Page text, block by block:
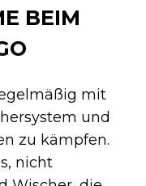
BEIM
mit
und
zu kämpfen.
nicht